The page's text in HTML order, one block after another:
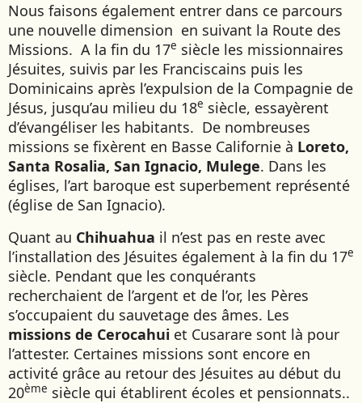
Nous faisons également entrer dans ce parcours
une nouvelle dimension en suivant la Route des
Missions. A la fin du 17e siècle les missionnaires
Jésuites, suivis par les Franciscains puis les
Dominicains après l’expulsion de la Compagnie de
Jésus, jusqu’au milieu du 18e siècle, essayèrent
d’évangéliser les habitants. De nombreuses
missions se fixèrent en Basse Californie à Loreto,
Santa Rosalia, San Ignacio, Mulege. Dans les
églises, l’art baroque est superbement représenté
(église de San Ignacio).
Quant au Chihuahua il n’est pas en reste avec
l’installation des Jésuites également à la fin du 17e
siècle. Pendant que les conquérants
recherchaient de l’argent et de l’or, les Pères
s’occupaient du sauvetage des âmes. Les
missions de Cerocahui et Cusarare sont là pour
l’attester. Certaines missions sont encore en
activité grâce au retour des Jésuites au début du
20ème siècle qui établirent écoles et pensionnats..